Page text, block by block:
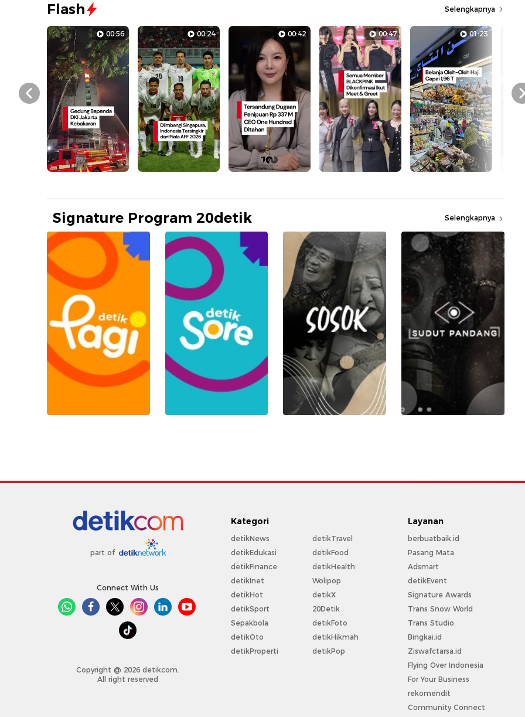
Flash Selengkapnya
00:56 00:24 00:42 00:47 01:23
Prev
Signature Program 20detik Selengkapnya
part of
Connect With Us
Copyright @ 2026 detikcom.
All right reserved
Kategori
detikNews
detikEdukasi
detikFinance
detikInet
detikHot
detikSport
Sepakbola
detikOto
detikProperti
detikTravel
detikFood
detikHealth
Wolipop
detikX
20Detik
detikFoto
detikHikmah
detikPop
Layanan
berbuatbaik.id
Pasang Mata
Adsmart
detikEvent
Signature Awards
Trans Snow World
Trans Studio
Bingkai.id
Ziswafctarsa.id
Flying Over Indonesia
For Your Business
rekomendit
Community Connect